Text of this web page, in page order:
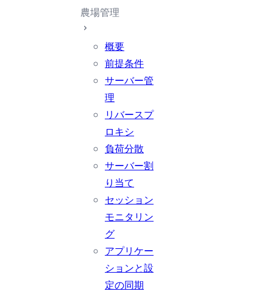
農場管理
概要
前提条件
サーバー管
理
リバースプ
ロキシ
負荷分散
サーバー割
り当て
セッション
モニタリン
グ
アプリケー
ションと設
定の同期